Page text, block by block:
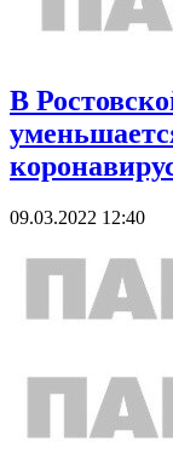
В
09.03.2022 12:40